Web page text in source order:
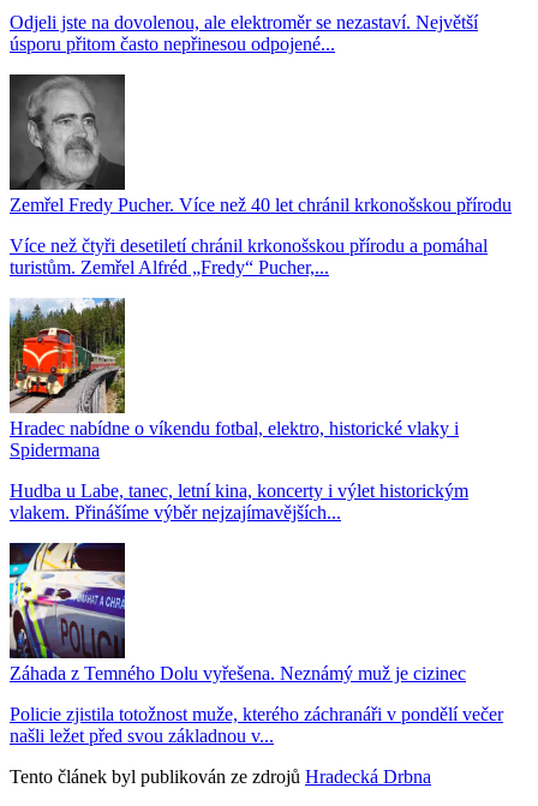
Odjeli jste na dovolenou, ale elektroměr se nezastaví. Největší
úsporu přitom často nepřinesou odpojené...
Zemřel Fredy Pucher. Více než 40 let chránil krkonošskou přírodu
Více než čtyři desetiletí chránil krkonošskou přírodu a pomáhal
turistům. Zemřel Alfréd „Fredy“ Pucher,...
Hradec nabídne o víkendu fotbal, elektro, historické vlaky i
Spidermana
Hudba u Labe, tanec, letní kina, koncerty i výlet historickým
vlakem. Přinášíme výběr nejzajímavějších...
Záhada z Temného Dolu vyřešena. Neznámý muž je cizinec
Policie zjistila totožnost muže, kterého záchranáři v pondělí večer
našli ležet před svou základnou v...
Tento článek byl publikován ze zdrojů Hradecká Drbna